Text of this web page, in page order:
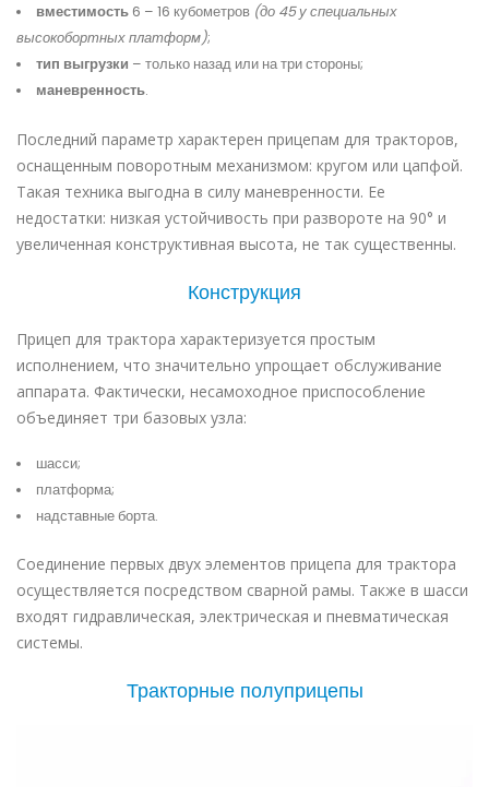
вместимость6 – 16 кубометров (до 45 у специальных
высокобортных платформ);
тип выгрузки – только назад или на три стороны;
маневренность.
Последний параметр характерен прицепам для тракторов,
оснащенным поворотным механизмом: кругом или цапфой.
Такая техника выгодна в силу маневренности. Ее
недостатки: низкая устойчивость при развороте на 90° и
увеличенная конструктивная высота, не так существенны.
Конструкция
Прицеп для трактора характеризуется простым
исполнением, что значительно упрощает обслуживание
аппарата. Фактически, несамоходное приспособление
объединяет три базовых узла:
шасси;
платформа;
надставные борта.
Соединение первых двух элементов прицепа для трактора
осуществляется посредством сварной рамы. Также в шасси
входят гидравлическая, электрическая и пневматическая
системы.
Тракторные полуприцепы